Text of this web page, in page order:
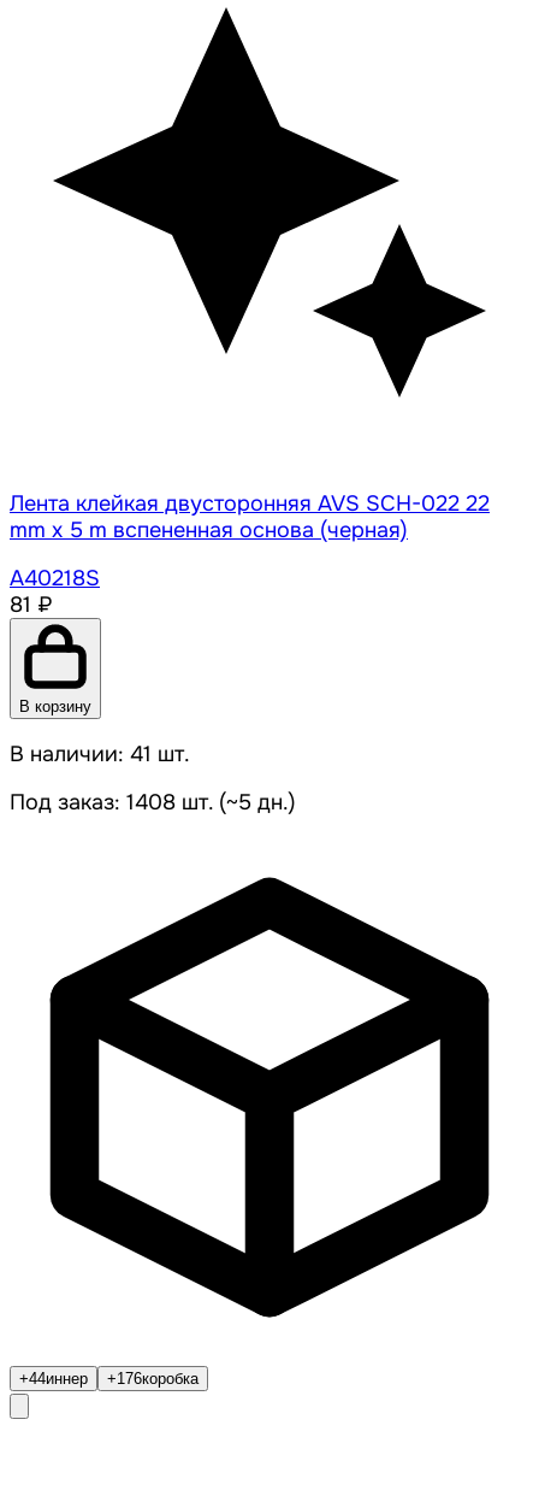
Лента клейкая двусторонняя AVS SCH-022 22
mm x 5 m вспененная основа (черная)
A40218S
81 ₽
В корзину
В наличии: 41 шт.
Под заказ: 1408 шт. (~5 дн.)
+44иннер +176коробка